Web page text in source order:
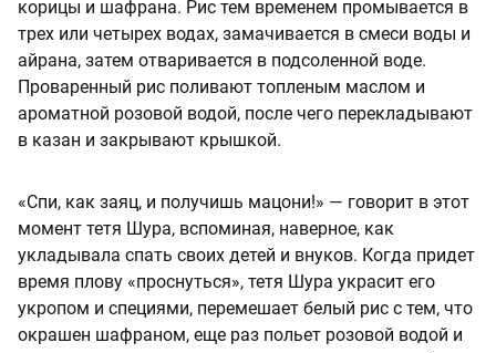
корицы и шафрана. Рис тем временем промывается в
трех или четырех водах, замачивается в смеси воды и
айрана, затем отваривается в подсоленной воде.
Проваренный рис поливают топленым маслом и
ароматной розовой водой, после чего перекладывают
в казан и закрывают крышкой.
«Спи, как заяц, и получишь мацони!» — говорит в этот
момент тетя Шура, вспоминая, наверное, как
укладывала спать своих детей и внуков. Когда придет
время плову «проснуться», тетя Шура украсит его
укропом и специями, перемешает белый рис с тем, что
окрашен шафраном, еще раз польет розовой водой и